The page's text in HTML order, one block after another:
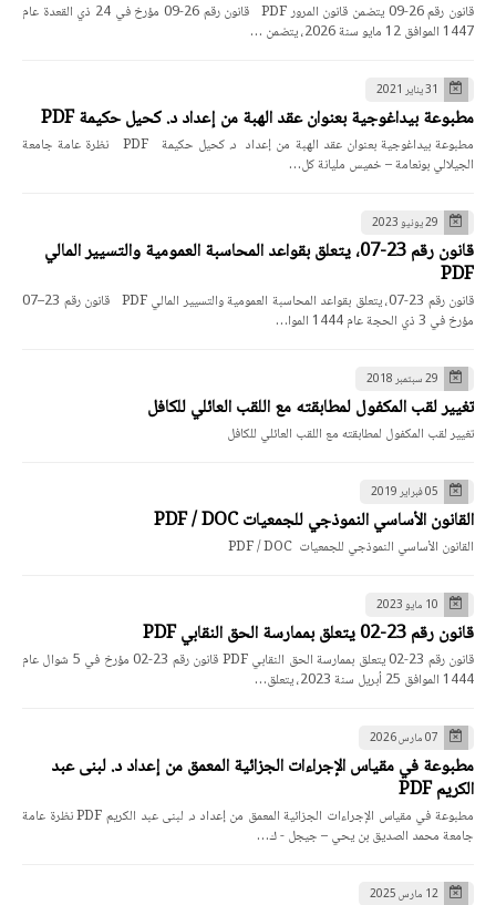
قانون رقم 26-09 يتضمن قانون المرور PDF قانون رقم 26-09 مؤرخ في 24 ذي القعدة عام
1447 الموافق 12 مايو سنة 2026، يتضمن …
31 يناير 2021
مطبوعة بيداغوجية بعنوان عقد الهبة من إعداد د. كحيل حكيمة PDF
مطبوعة بيداغوجية بعنوان عقد الهبة من إعداد د. كحيل حكيمة PDF نظرة عامة جامعة
الجيلالي بونعامة – خميس مليانة كل…
29 يونيو 2023
قانون رقم 23-07، يتعلق بقواعد المحاسبة العمومية والتسيير المالي
PDF
قانون رقم 23-07، يتعلق بقواعد المحاسبة العمومية والتسيير المالي PDF قانون رقم 23–07
مؤرخ في 3 ذي الحجة عام 1444 الموا…
29 سبتمبر 2018
تغيير لقب المكفول لمطابقته مع اللقب العائلي للكافل
تغيير لقب المكفول لمطابقته مع اللقب العائلي للكافل
05 فبراير 2019
القانون الأساسي النموذجي للجمعيات PDF / DOC
القانون الأساسي النموذجي للجمعيات PDF / DOC
10 مايو 2023
قانون رقم 23-02 يتعلق بممارسة الحق النقابي PDF
قانون رقم 23-02 يتعلق بممارسة الحق النقابي PDF قانون رقم 23-02 مؤرخ في 5 شوال عام
1444 الموافق 25 أبريل سنة 2023، يتعلق…
07 مارس 2026
مطبوعة في مقياس الإجراءات الجزائية المعمق من إعداد د. لبنى عبد
الكريم PDF
مطبوعة في مقياس الإجراءات الجزائية المعمق من إعداد د. لبنى عبد الكريم PDF نظرة عامة
جامعة محمد الصديق بن يحي – جيجل - ك…
12 مارس 2025